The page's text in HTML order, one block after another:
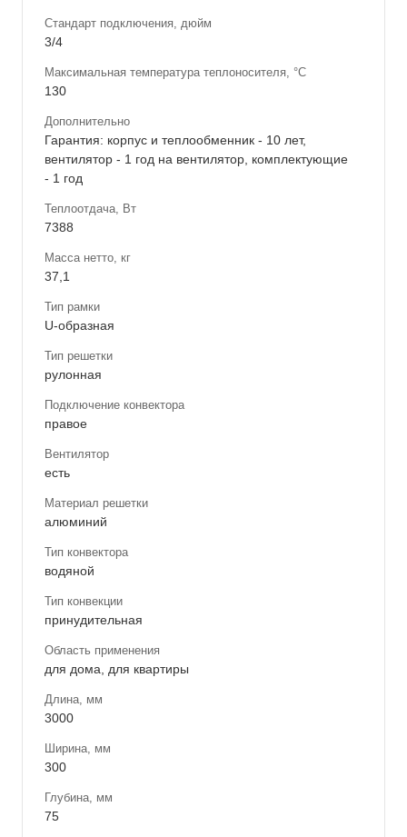
Стандарт подключения, дюйм
3/4
Максимальная температура теплоносителя, °С
130
Дополнительно
Гарантия: корпус и теплообменник - 10 лет,
вентилятор - 1 год на вентилятор, комплектующие
- 1 год
Теплоотдача, Вт
7388
Масса нетто, кг
37,1
Тип рамки
U-образная
Тип решетки
рулонная
Подключение конвектора
правое
Вентилятор
есть
Материал решетки
алюминий
Тип конвектора
водяной
Тип конвекции
принудительная
Область применения
для дома, для квартиры
Длина, мм
3000
Ширина, мм
300
Глубина, мм
75